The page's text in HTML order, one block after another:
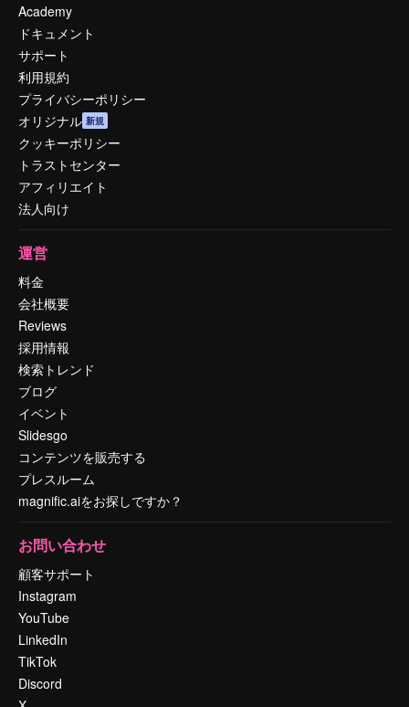
Academy
ドキュメント
サポート
利用規約
プライバシーポリシー
オリジナル 新規
クッキーポリシー
トラストセンター
アフィリエイト
法人向け
運営
料金
会社概要
Reviews
採用情報
検索トレンド
ブログ
イベント
Slidesgo
コンテンツを販売する
プレスルーム
magnific.aiをお探しですか？
お問い合わせ
顧客サポート
Instagram
YouTube
LinkedIn
TikTok
Discord